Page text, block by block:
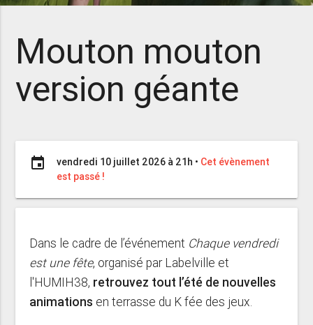
Mouton mouton
version géante
event vendredi 10 juillet 2026 à 21h • Cet évènement
est passé !
Dans le cadre de l’événement Chaque vendredi
est une fête, organisé par Labelville et
l'HUMIH38, retrouvez tout l’été de nouvelles
animations en terrasse du K fée des jeux.